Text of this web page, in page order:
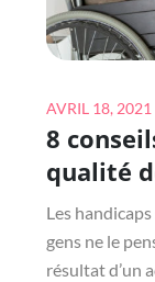
Posted
on
AVRIL 18, 2021
8
qualité
Les
gens ne le
résultat d’un